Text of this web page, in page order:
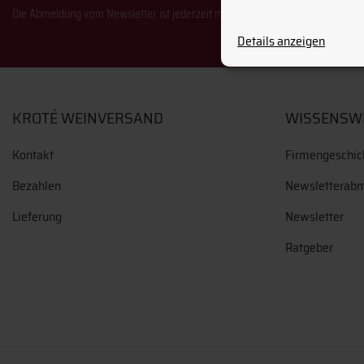
Die Abmeldung vom Newsletter ist jederzeit möglich.
KROTÉ WEINVERSAND
Kontakt
Bezahlen
Lieferung
Newsletter
Ratgeber
Details anzeigen